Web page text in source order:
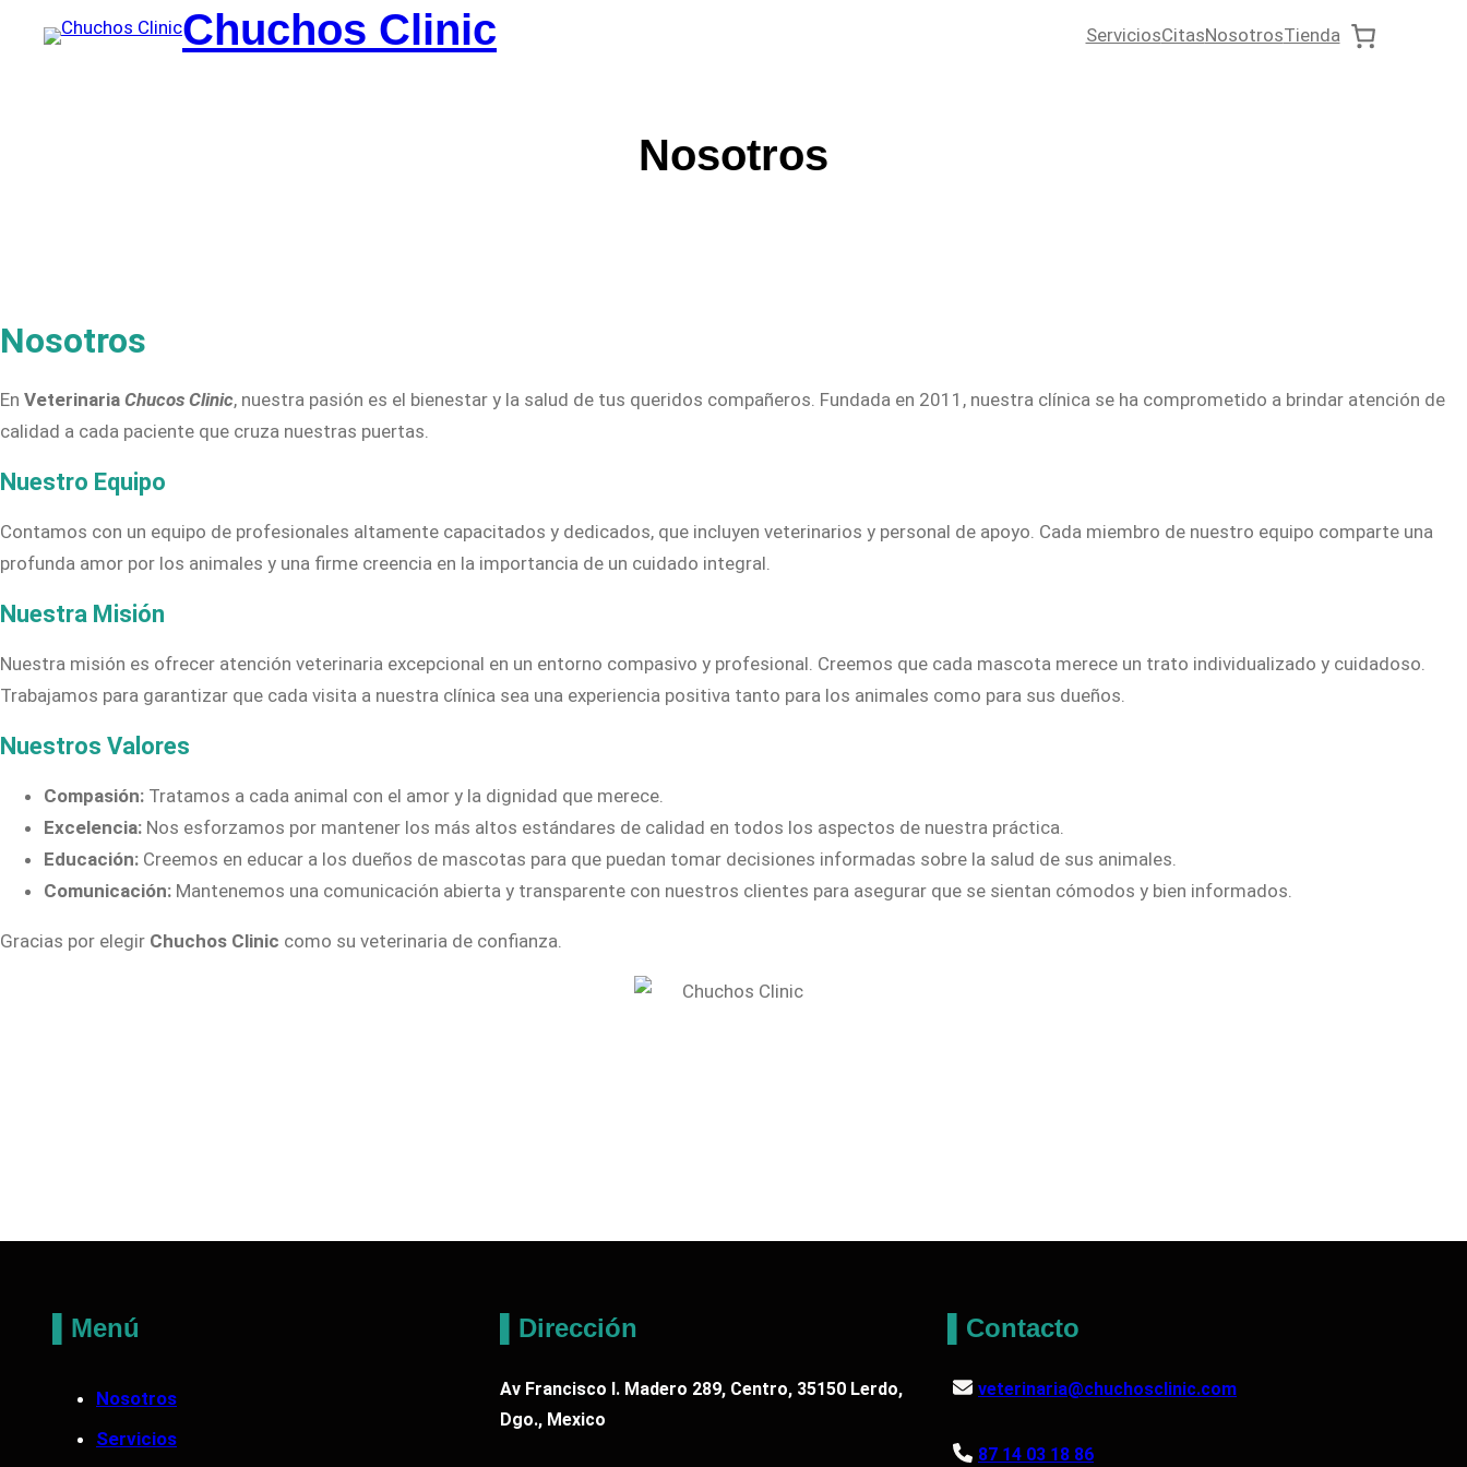
Chuchos Clinic ServiciosCitasNosotrosTienda
Nosotros
Nosotros
En Veterinaria Chucos Clinic, nuestra pasión es el bienestar y la salud de tus queridos compañeros. Fundada en 2011, nuestra clínica se ha comprometido a brindar atención de
calidad a cada paciente que cruza nuestras puertas.
Nuestro Equipo
Contamos con un equipo de profesionales altamente capacitados y dedicados, que incluyen veterinarios y personal de apoyo. Cada miembro de nuestro equipo comparte una
profunda amor por los animales y una firme creencia en la importancia de un cuidado integral.
Nuestra Misión
Nuestra misión es ofrecer atención veterinaria excepcional en un entorno compasivo y profesional. Creemos que cada mascota merece un trato individualizado y cuidadoso.
Trabajamos para garantizar que cada visita a nuestra clínica sea una experiencia positiva tanto para los animales como para sus dueños.
Nuestros Valores
Compasión: Tratamos a cada animal con el amor y la dignidad que merece.
Excelencia: Nos esforzamos por mantener los más altos estándares de calidad en todos los aspectos de nuestra práctica.
Educación: Creemos en educar a los dueños de mascotas para que puedan tomar decisiones informadas sobre la salud de sus animales.
Comunicación: Mantenemos una comunicación abierta y transparente con nuestros clientes para asegurar que se sientan cómodos y bien informados.
Gracias por elegir Chuchos Clinic como su veterinaria de confianza.
▌Menú
Nosotros
Servicios
▌Dirección
Av Francisco I. Madero 289, Centro, 35150 Lerdo,
Dgo., Mexico
▌Contacto
veterinaria@chuchosclinic.com
87 14 03 18 86